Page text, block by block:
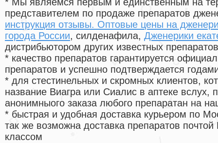
представителем по продаже препаратов
инструкция отзывы. Оптовые цены на
города России, силденафила, Дженерики
дистрибьютором других известных препаратов
* качество препаратов гарантируется
препаратов и успешно подтверждается
* для стестинельных и скромных клиентов,
название Виагра или Сиалис в аптеке вслух,
анонимныого заказа любого препаратан на
* быстрая и удобная доставка курьером по
так же возможна доставка препаратов
классом